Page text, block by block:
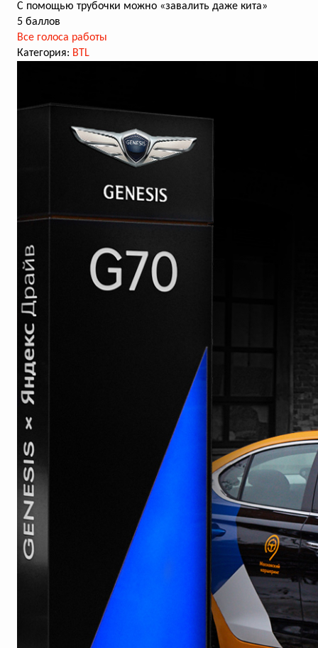
С помощью трубочки можно «завалить даже кита»
5 баллов
Все голоса работы
Категория: BTL